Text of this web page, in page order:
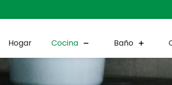
Hogar Cocina Baño